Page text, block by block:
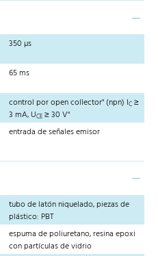
350 µs
65 ms
control por open collector" (npn) IC ≥
3 mA, UCE ≥ 30 V"
entrada de señales emisor
tubo de latón niquelado, piezas de
plástico: PBT
espuma de poliuretano, resina epoxi
con partículas de vidrio